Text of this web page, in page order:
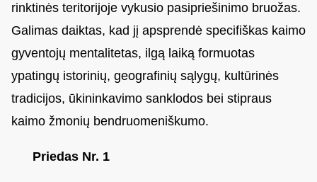
rinktinės teritorijoje vykusio pasipriešinimo bruožas.
Galimas daiktas, kad jį apsprendė specifiškas kaimo
gyventojų mentalitetas, ilgą laiką formuotas
ypatingų istorinių, geografinių sąlygų, kultūrinės
tradicijos, ūkininkavimo sanklodos bei stipraus
kaimo žmonių bendruomeniškumo.
Priedas Nr. 1